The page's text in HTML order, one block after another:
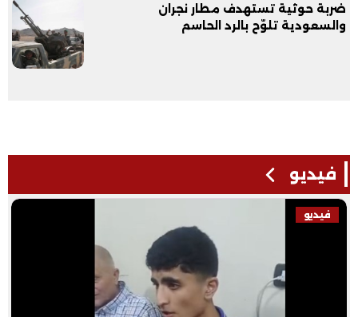
ضربة حوثية تستهدف مطار نجران
والسعودية تلوّح بالرد الحاسم
فيديو
فيديو